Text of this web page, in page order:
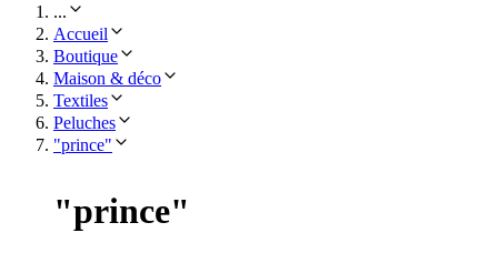
...
Accueil
Boutique
Maison & déco
Textiles
Peluches
"prince"
"prince"